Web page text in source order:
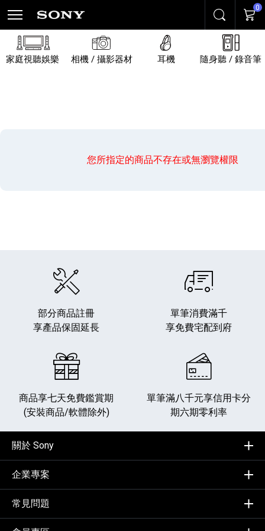
搜尋 購物
0
家庭視聽娛樂 相機 / 攝影器材 耳機 隨身聽 / 錄音筆
您所指定的商品不存在或無瀏覽權限
部分商品註冊
享產品保固延長
單筆消費滿千
享免費宅配到府
商品享七天免費鑑賞期
(安裝商品/軟體除外)
單筆滿八千元享信用卡分
期六期零利率
關於 Sony
企業專案
常見問題